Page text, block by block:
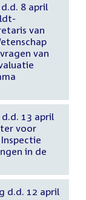
8 april
van
van
13 april
voor
in de
d.d. 12 april